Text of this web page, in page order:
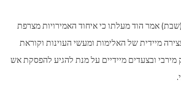
אמר הוד מעלתו כי איחוד האמירויות מצרפת
מיידית של האלימות ומעשי העוינות וקוראת
מירבי ובצעדים מיידיים על מנת להגיע להפסקת אש